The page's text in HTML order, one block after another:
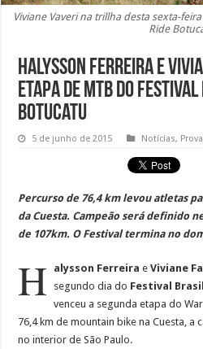
Viviane Vaveri na trillha desta sexta-
Ride
Halysson Ferreira e
etapa de MTB do
Botucatu
5 de junho de 2015 Notícias,
Percurso de 76,4 km levou atletas
da Cuesta. Campeão será definido
de 107km. O Festival termina no
H alysson Ferreira eViviane
segundo dia do Festival
venceu a segunda etapa do
76,4 km de mountain bike na Cuesta, a
no interior de São Paulo.